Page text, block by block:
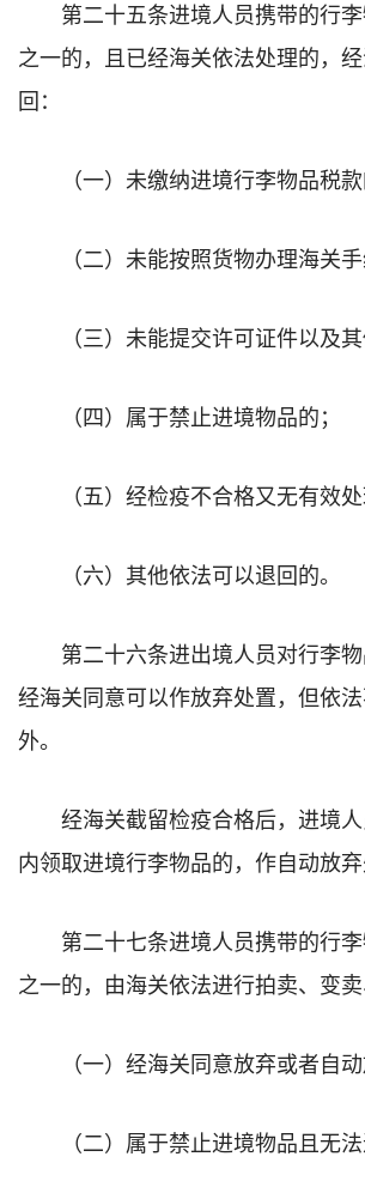
第二十五条进境人员携带的行
之一的，且已经海关依法处理的，
回：
（一）未缴纳进境行李物品税款
（二）未能按照货物办理海关手
（三）未能提交许可证件以及
（四）属于禁止进境物品的；
（五）经检疫不合格又无有效处
（六）其他依法可以退回的。
第二十六条进出境人员对行李物
经海关同意可以作放弃处置，但依
外。
经海关截留检疫合格后，进境
内领取进境行李物品的，作自动放弃
第二十七条进境人员携带的行
之一的，由海关依法进行拍卖、变卖
（一）经海关同意放弃或者自动
（二）属于禁止进境物品且无法